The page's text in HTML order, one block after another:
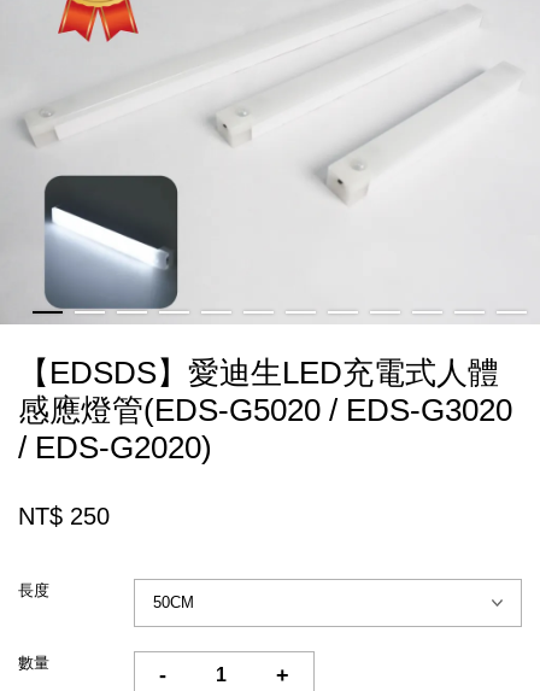
【EDSDS】愛迪生LED充電式人體
感應燈管(EDS-G5020 / EDS-G3020
/ EDS-G2020)
NT$ 250
長度
數量
- +